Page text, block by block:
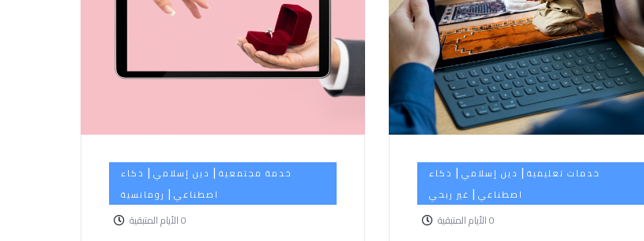
خدمة مجتمعية | دين إسلامي | ذكاء
اصطناعي | رومانسية
0الأيام المتبقية
خدمات تعليمية | دين إسلامي | ذكاء
اصطناعي | غير ربحي
0الأيام المتبقية